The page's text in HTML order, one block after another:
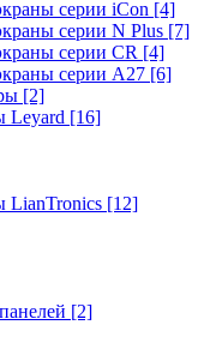
серии iCon [4]
серии N Plus [7]
серии CR [4]
серии А27 [6]
[2]
Leyard [16]
LianTronics [12]
[2]